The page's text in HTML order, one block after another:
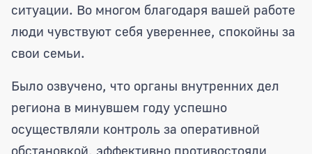
ситуации. Во многом благодаря вашей работе
люди чувствуют себя увереннее, спокойны за
свои семьи.
Было озвучено, что органы внутренних дел
региона в минувшем году успешно
осуществляли контроль за оперативной
обстановкой, эффективно противостояли